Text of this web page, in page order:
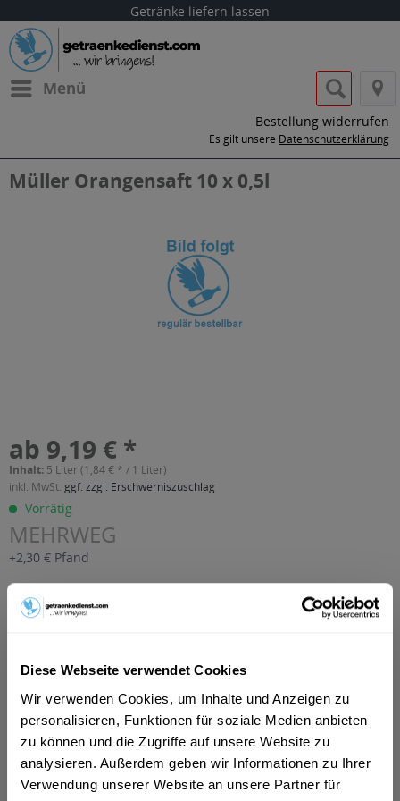
Diese Webseite verwendet Cookies
Wir verwenden Cookies, um Inhalte und Anzeigen zu
personalisieren, Funktionen für soziale Medien anbieten
zu können und die Zugriffe auf unsere Website zu
analysieren. Außerdem geben wir Informationen zu Ihrer
Verwendung unserer Website an unsere Partner für
Getränke liefern lassen
Menü
Bestellung widerrufen
Es gilt unsere Datenschutzerklärung
Müller Orangensaft 10 x 0,5l
ab 9,19 € *
Inhalt: 5 Liter (1,84 € * / 1 Liter)
inkl. MwSt. ggf. zzgl. Erschwerniszuschlag
Vorrätig
MEHRWEG
+2,30 € Pfand
In denWarenkorb
Verfügbar in:
Beschreibung
mehr
"Müller Orangensaft 10 x 0,5l"